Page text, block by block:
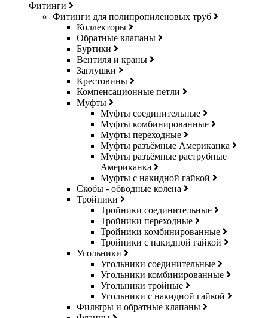
Фитинги
Фитинги для полипропиленовых труб
Коллекторы
Обратные клапаны
Буртики
Вентиля и краны
Заглушки
Крестовины
Компенсационные петли
Муфты
Муфты соединительные
Муфты комбинированные
Муфты переходные
Муфты разъёмные Американка
Муфты разъёмные раструбные
Американка
Муфты с накидной гайкой
Скобы - обводные колена
Тройники
Тройники соединительные
Тройники переходные
Тройники комбинированные
Тройники с накидной гайкой
Угольники
Угольники соединительные
Угольники комбинированные
Угольники тройные
Угольники с накидной гайкой
Фильтры и обратные клапаны